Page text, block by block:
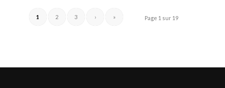
Page 1 sur 19
1 2 3 › »